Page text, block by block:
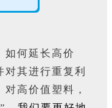
如何延长高价
其进行重复利
高价值塑料，